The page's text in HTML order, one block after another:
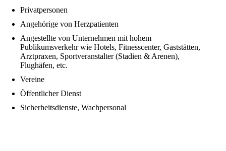
Privatpersonen
Angehörige von Herzpatienten
Angestellte von Unternehmen mit hohem
Publikumsverkehr wie Hotels, Fitnesscenter, Gaststätten,
Arztpraxen, Sportveranstalter (Stadien & Arenen),
Flughäfen, etc.
Vereine
Öffentlicher Dienst
Sicherheitsdienste, Wachpersonal